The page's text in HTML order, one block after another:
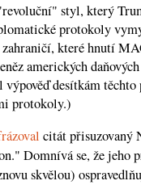
styl, který
protokoly
které hnutí
amerických
desítkám
protokoly.)
citát přisuzovaný
Domnívá se, že
skvělou)